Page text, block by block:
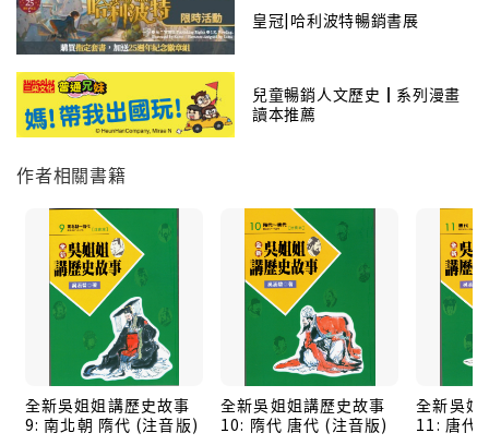
學畢業後，吳姐姐決定開始一項浩大的工程──寫一系列
《吳姐姐講歷史故事》。她每天到圖書館借一厚疊深奧
難懂的古籍，拚命用功研讀，然後做詳細的分類和考
證，再融會貫通、從中摘取最精彩的真實事件，改寫成
明白通曉、自然飄逸的白話文。讓成年讀者、青少年、
朝各代皇帝臣子的百樣面貌和整個歷史洪流的演變。中
國歷史太豐富、太有趣、吳姐姐一投入就無法停止，立
志要繼續講這許多『好久好久以前』的故事，希望所有
大小讀者也一直陪著她深入體會中華民族的偉大。
皇冠|哈利波特暢銷書展
兒童暢銷人文歷史┃系列漫畫
讀本推薦
作者相關書籍
全新吳姐姐講歷史故事
9: 南北朝 隋代 (注音版)
全新吳姐姐講歷史故事
10: 隋代 唐代 (注音版)
全新吳姐
11: 唐代